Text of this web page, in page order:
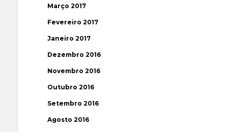
Março 2017
Fevereiro 2017
Janeiro 2017
Dezembro 2016
Novembro 2016
Outubro 2016
Setembro 2016
Agosto 2016